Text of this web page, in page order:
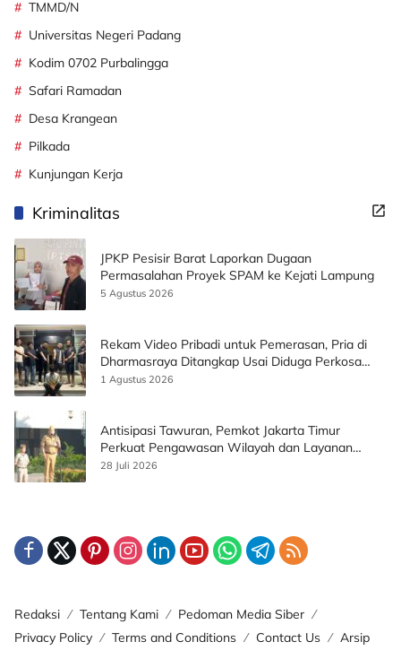
TMMD/N
Universitas Negeri Padang
Kodim 0702 Purbalingga
Safari Ramadan
Desa Krangean
Pilkada
Kunjungan Kerja
Kriminalitas
JPKP Pesisir Barat Laporkan Dugaan
Permasalahan Proyek SPAM ke Kejati Lampung
5 Agustus 2026
Rekam Video Pribadi untuk Pemerasan, Pria di
Dharmasraya Ditangkap Usai Diduga Perkosa
Korban
1 Agustus 2026
Antisipasi Tawuran, Pemkot Jakarta Timur
Perkuat Pengawasan Wilayah dan Layanan
Publik
28 Juli 2026
Redaksi Tentang Kami
Pedoman Media Siber
Privacy Policy
Terms and Conditions Contact Us Arsip